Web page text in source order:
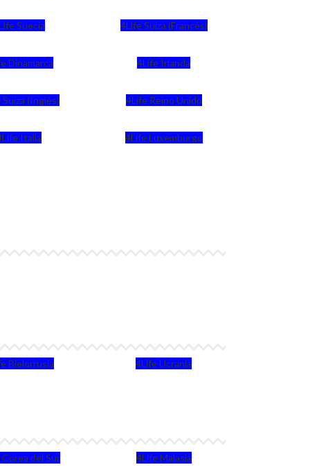
Suecia 4Life Suiza (Francés)
Dinamarca 4Life Irlanda
(Inglés) 4Life Reino Unido
Italia 4Life Luxemburgo
Bielorrusia 4Life Ucrania
del Sur 4Life Malasia